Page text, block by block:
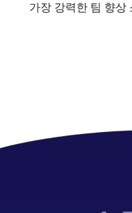
가장 강력한 팀 향상